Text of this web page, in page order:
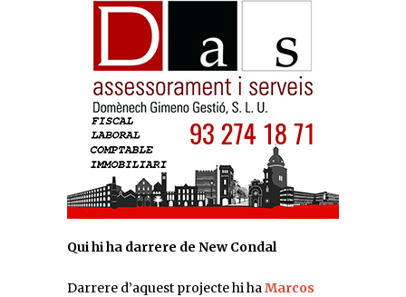
Qui hi ha darrere de New Condal
Darrere d’aquest projecte hi haMarcos